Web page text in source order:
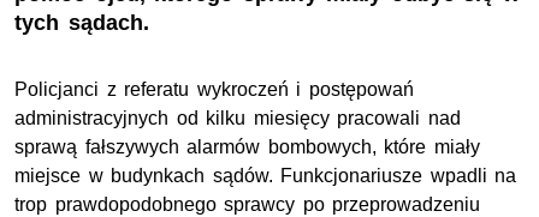
tych sądach.
Policjanci z referatu wykroczeń i postępowań
administracyjnych od kilku miesięcy pracowali nad
sprawą fałszywych alarmów bombowych, które miały
miejsce w budynkach sądów. Funkcjonariusze wpadli na
trop prawdopodobnego sprawcy po przeprowadzeniu